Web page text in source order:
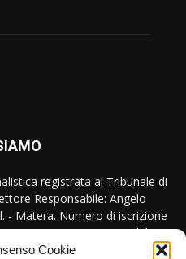
Cookie
registrata al Tribunale di
Responsabile: Angelo
- Matera. Numero di iscrizione
n. 17440 del
2007